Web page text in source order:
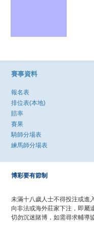
賽事資料
報名表
排位表(本地)
賠率
賽果
騎師分場表
練馬師分場表
博彩要有節制
未滿十八歲人士不得投注或進
向非法或海外莊家下注，即屬
切勿沉迷賭博，如需尋求輔導